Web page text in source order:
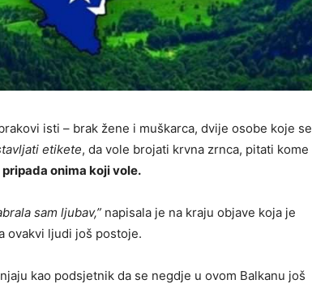
isti – brak žene i muškarca, dvije osobe koje se
etikete, da vole brojati krvna zrnca, pitati kome
pripada onima koji vole.
sam ljubav,” napisala je na kraju objave koja je
ovakvi ljudi još postoje.
kao podsjetnik da se negdje u ovom Balkanu još